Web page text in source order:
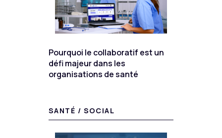
Pourquoi le collaboratif est un
défi majeur dans les
organisations de santé
SANTÉ / SOCIAL